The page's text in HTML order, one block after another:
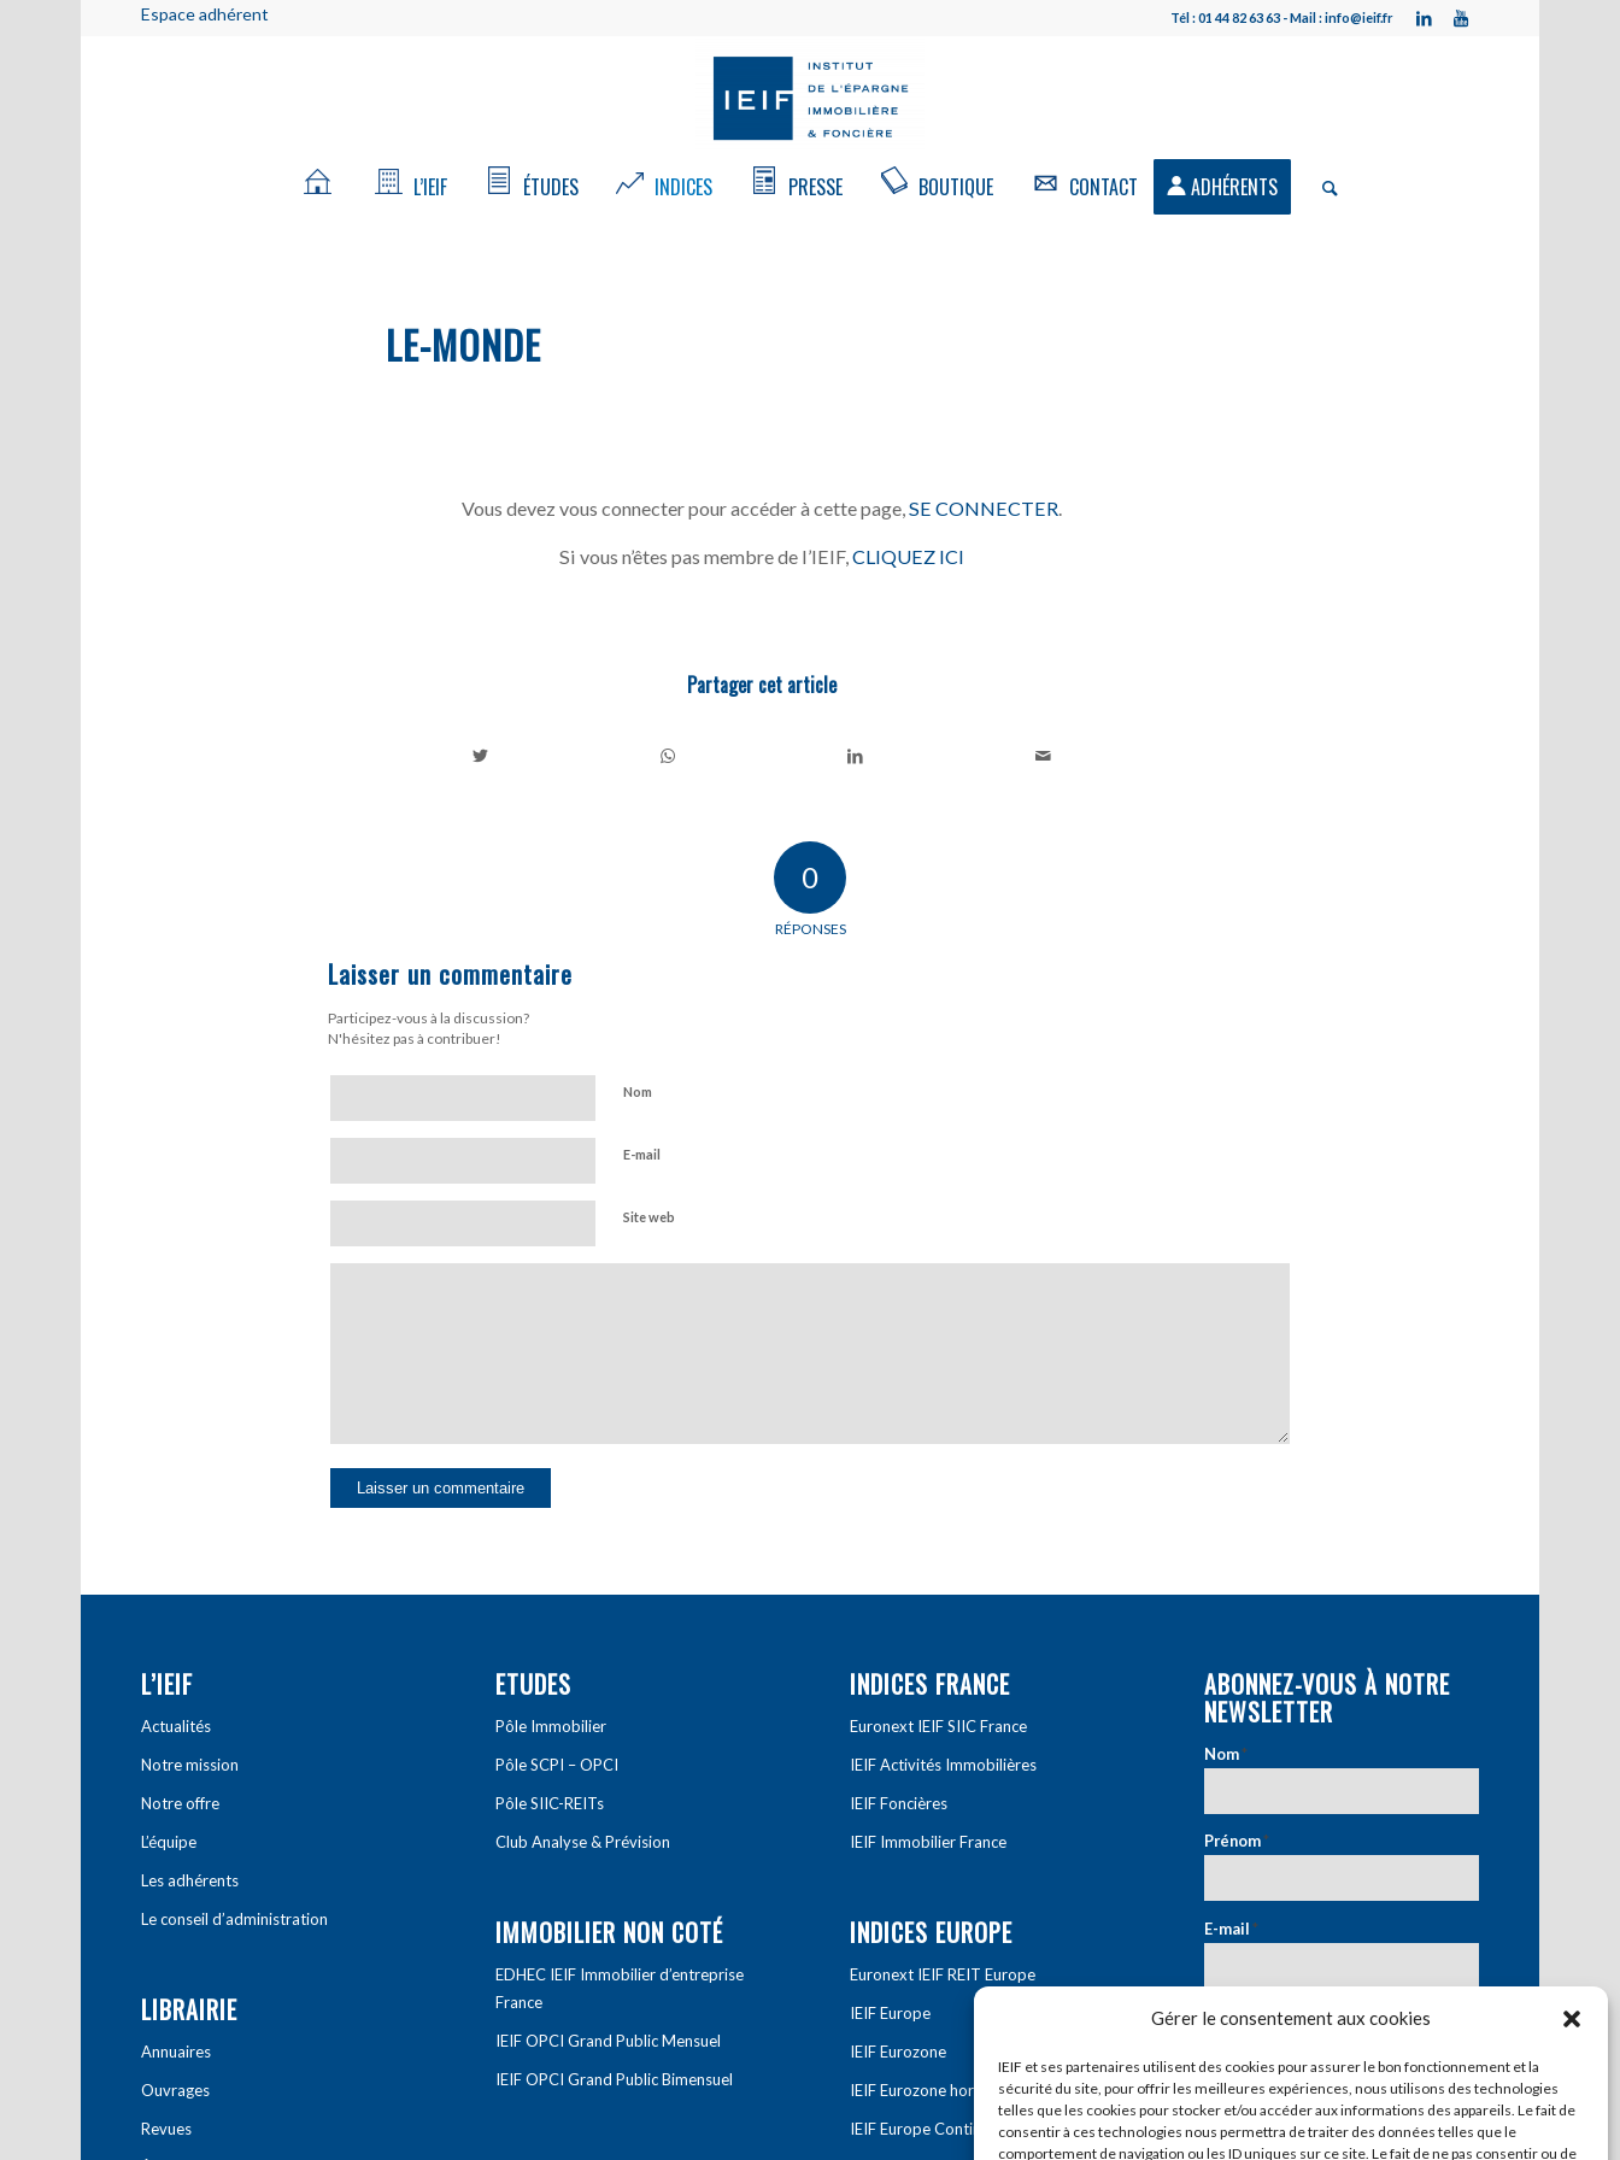
Gérer le consentement aux cookies
IEIF et ses partenaires utilisent des cookies pour assurer le bon fonctionnement et la
sécurité du site, pour offrir les meilleures expériences, nous utilisons des technologies
telles que les cookies pour stocker et/ou accéder aux informations des appareils. Le fait de
consentir à ces technologies nous permettra de traiter des données telles que le
comportement de navigation ou les ID uniques sur ce site. Le fait de ne pas consentir ou de
Espace adhérent Tél : 01 44 82 63 63 - Mail : info@ieif.fr
L’IEIF ÉTUDES INDICES PRESSE BOUTIQUE CONTACT ADHÉRENTS
LE-MONDE
Vous devez vous connecter pour accéder à cette page, SE CONNECTER
Si vous n’êtes pas membre de l’IEIF,CLIQUEZ ICI
Partager cet article
0
RÉPONSES
Laisser un commentaire
Participez-vous à la discussion?
N'hésitez pas à contribuer!
Nom
E-mail
Site web
L’IEIF
Actualités
Notre mission
Notre offre
L’équipe
Les adhérents
Le conseil d’administration
LIBRAIRIE
Annuaires
Ouvrages
Revues
ETUDES
Pôle Immobilier
Pôle SCPI – OPCI
Pôle SIIC-REITs
Club Analyse & Prévision
IMMOBILIER NON COTÉ
EDHEC IEIF Immobilier d’entreprise
France
IEIF OPCI Grand Public Mensuel
IEIF OPCI Grand Public Bimensuel
INDICES FRANCE
Euronext IEIF SIIC France
IEIF Activités Immobilières
IEIF Foncières
IEIF Immobilier France
INDICES EUROPE
Euronext IEIF REIT Europe
IEIF Europe
IEIF Eurozone
IEIF Eurozone hors France
IEIF Europe Continentale
ABONNEZ-VOUS À NOTRE
NEWSLETTER
Nom*
Prénom*
E-mail*